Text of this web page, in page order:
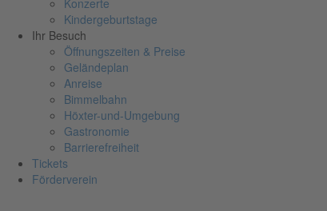
Konzerte
Kindergeburtstage
Ihr Besuch
Öffnungszeiten & Preise
Geländeplan
Anreise
Bimmelbahn
Höxter-und-Umgebung
Gastronomie
Barrierefreiheit
Tickets
Förderverein